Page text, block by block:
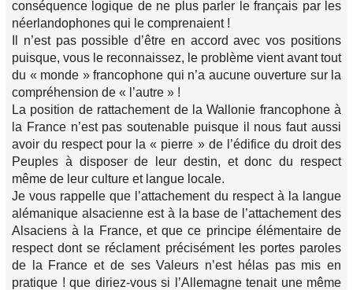
conséquence logique de ne plus parler le français par les
néerlandophones qui le comprenaient !
Il n’est pas possible d’être en accord avec vos positions
puisque, vous le reconnaissez, le problème vient avant tout
du « monde » francophone qui n’a aucune ouverture sur la
compréhension de « l’autre » !
La position de rattachement de la Wallonie francophone à
la France n’est pas soutenable puisque il nous faut aussi
avoir du respect pour la « pierre » de l’édifice du droit des
Peuples à disposer de leur destin, et donc du respect
même de leur culture et langue locale.
Je vous rappelle que l’attachement du respect à la langue
alémanique alsacienne est à la base de l’attachement des
Alsaciens à la France, et que ce principe élémentaire de
respect dont se réclament précisément les portes paroles
de la France et de ses Valeurs n’est hélas pas mis en
pratique ! que diriez-vous si l’Allemagne tenait une même